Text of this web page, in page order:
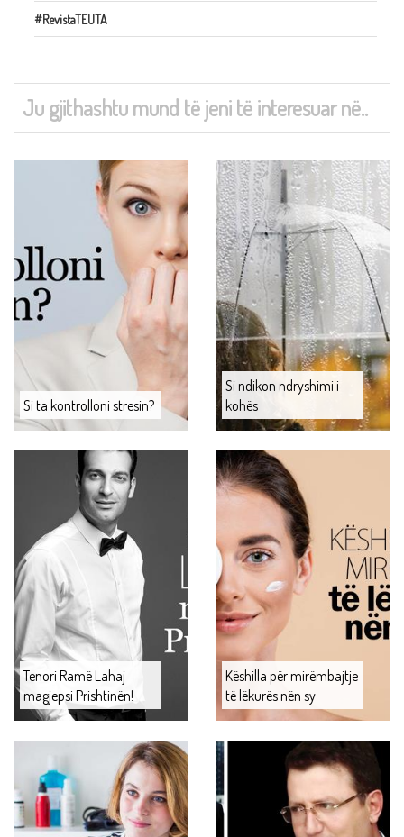
#RevistaTEUTA
Ju gjithashtu mund të jeni të interesuar në..
Si ta kontrolloni stresin?
Si ndikon ndryshimi i
kohës
Tenori Ramë Lahaj
magjepsi Prishtinën!
Këshilla për mirëmbajtje
të lëkurës nën sy